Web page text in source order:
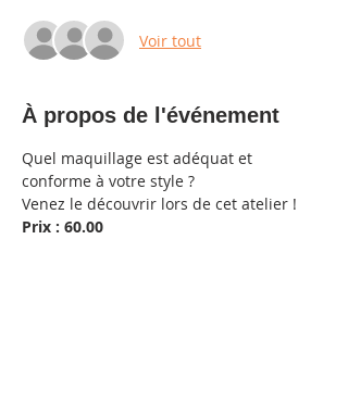
Voir tout
À propos de l'événement
Quel maquillage est adéquat et
conforme à votre style ?
Venez le découvrir lors de cet atelier !
Prix : 60.00